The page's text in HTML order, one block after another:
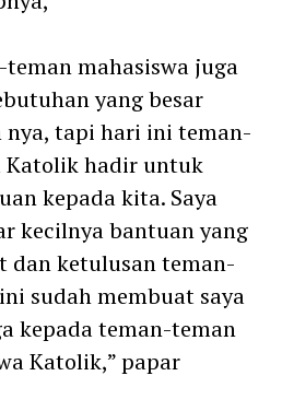
teman mahasiswa juga
yang besar
tapi hari ini teman-
Katolik hadir untuk
kepada kita. Saya
kecilnya bantuan yang
dan ketulusan teman-
sudah membuat saya
kepada teman-teman
Katolik,” papar